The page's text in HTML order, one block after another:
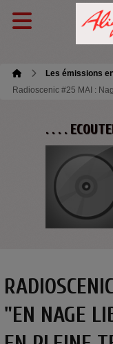
Les émissions
Radioscenic #25 MAI :
. . . .
"EN NAGE